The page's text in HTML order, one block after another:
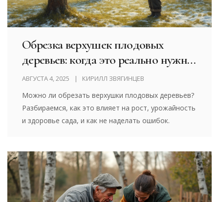
Обрезка верхушек плодовых
деревьев: когда это реально нужно
и как правильно делать
АВГУСТА 4, 2025 КИРИЛЛ ЗВЯГИНЦЕВ
Можно ли обрезать верхушки плодовых деревьев?
Разбираемся, как это влияет на рост, урожайность
и здоровье сада, и как не наделать ошибок.